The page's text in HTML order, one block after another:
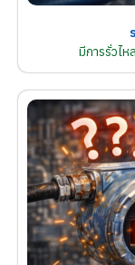
มีการรั่วไ